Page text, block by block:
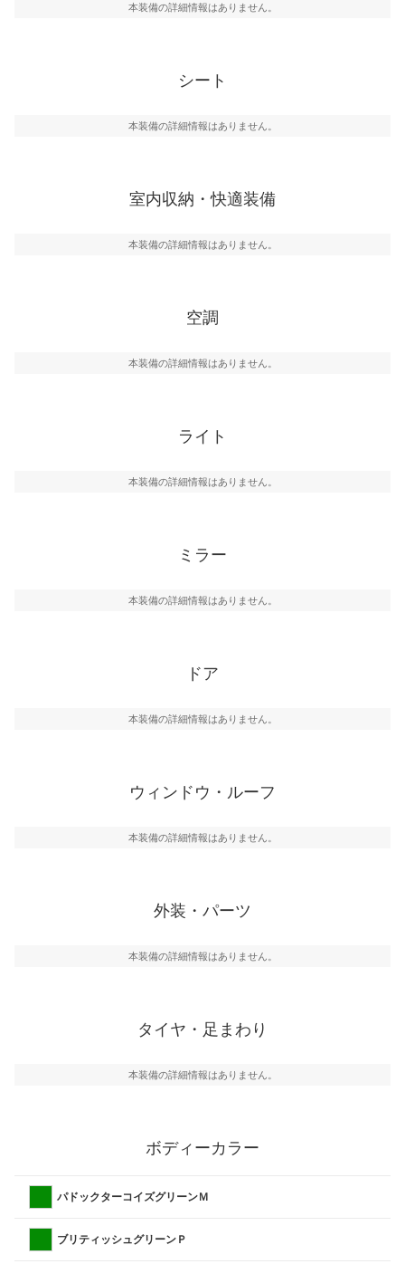
本装備の詳細情報はありません。
シート
本装備の詳細情報はありません。
室内収納・快適装備
本装備の詳細情報はありません。
空調
本装備の詳細情報はありません。
ライト
本装備の詳細情報はありません。
ミラー
本装備の詳細情報はありません。
ドア
本装備の詳細情報はありません。
ウィンドウ・ルーフ
本装備の詳細情報はありません。
外装・パーツ
本装備の詳細情報はありません。
タイヤ・足まわり
本装備の詳細情報はありません。
ボディーカラー
パドックターコイズグリーンＭ
ブリティッシュグリーンＰ